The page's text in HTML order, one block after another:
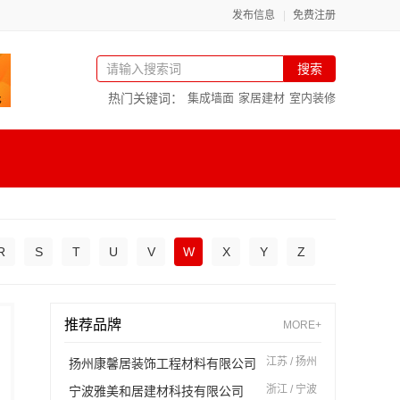
发布信息 免费注册
搜索
热门关键词： 集成墙面 家居建材 室内装修
S T U V W X Y Z
推荐品牌 MORE+
扬州康馨居装饰工程材料有限公司 江苏 / 扬州
宁波雅美和居建材科技有限公司 浙江 / 宁波